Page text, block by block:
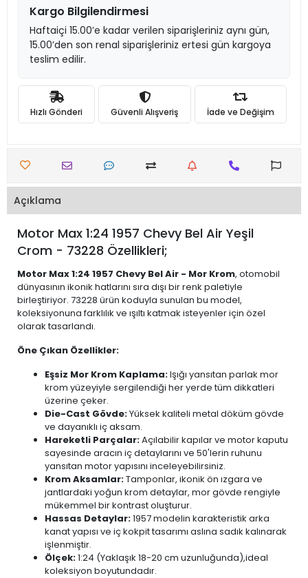
Kargo Bilgilendirmesi
Haftaiçi 15.00’e kadar verilen siparişleriniz aynı gün,
15.00’den son renal siparişleriniz ertesi gün kargoya
teslim edilir.
Hızlı Gönderi Güvenli Alışveriş İade ve Değişim
Açıklama
Motor Max 1:24 1957 Chevy Bel Air Yeşil
Crom - 73228 Özellikleri;
Motor Max 1:24 1957 Chevy Bel Air - Mor Krom, otomobil
dünyasının ikonik hatlarını sıra dışı bir renk paletiyle
birleştiriyor. 73228 ürün koduyla sunulan bu model,
koleksiyonuna farklılık ve ışıltı katmak isteyenler için özel
olarak tasarlandı.
Öne Çıkan Özellikler:
Eşsiz Mor Krom Kaplama:Işığı yansıtan parlak mor
krom yüzeyiyle sergilendiği her yerde tüm dikkatleri
üzerine çeker.
Die-Cast Gövde:Yüksek kaliteli metal döküm gövde
ve dayanıklı iç aksam.
Hareketli Parçalar:Açılabilir kapılar ve motor kaputu
sayesinde aracın iç detaylarını ve 50'lerin ruhunu
yansıtan motor yapısını inceleyebilirsiniz.
Krom Aksamlar:Tamponlar, ikonik ön ızgara ve
jantlardaki yoğun krom detaylar, mor gövde rengiyle
mükemmel bir kontrast oluşturur.
Hassas Detaylar:1957 modelin karakteristik arka
kanat yapısı ve iç kokpit tasarımı aslına sadık kalınarak
işlenmiştir.
Ölçek:1:24 (Yaklaşık 18-20 cm uzunluğunda),ideal
koleksiyon boyutundadır.